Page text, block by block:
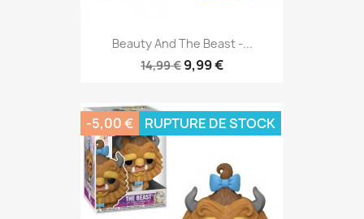
Beauty And The Beast -...
14,99 € 9,99 €
-5,00 € RUPTURE DE STOCK